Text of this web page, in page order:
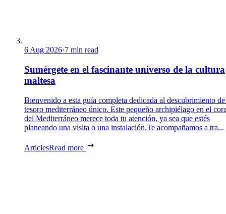
6 Aug 2026·7 min read
Sumérgete en el fascinante universo de la cultura
maltesa
Bienvenido a esta guía completa dedicada al descubrimiento
tesoro mediterráneo único. Este pequeño archipiélago en el
del Mediterráneo merece toda tu atención, ya sea que estés
planeando una visita o una instalación.Te acompañamos a tra...
ArticlesRead more